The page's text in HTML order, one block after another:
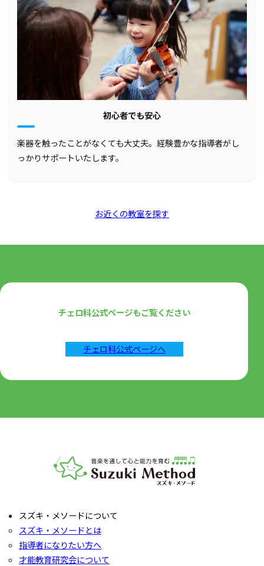
初心者でも安心
楽器を触ったことがなくても大丈夫。経験豊かな指導者がし
っかりサポートいたします。
お近くの教室を探す
チェロ科公式ページもご覧ください
チェロ科公式ページへ
音楽教室スズキ・メソード | 公益社団法人才能教育研究
スズキ・メソードについて
スズキ・メソードとは
指導者になりたい方へ
才能教育研究会について